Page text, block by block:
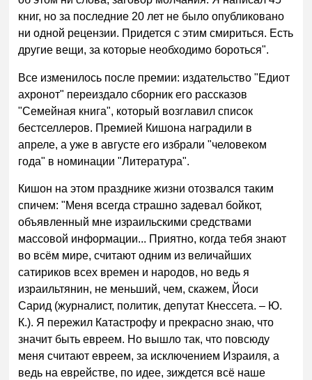
книг, но за последние 20 лет не было опубликовано
ни одной рецензии. Придется с этим смириться. Есть
другие вещи, за которые необходимо бороться".
Все изменилось после премии: издательство "Едиот
ахронот" переиздало сборник его рассказов
"Семейная книга", который возглавил список
бестселлеров. Премией Кишона наградили в
апреле, а уже в августе его избрали "человеком
года" в номинации "Литература".
Кишон на этом празднике жизни отозвался таким
спичем: "Меня всегда страшно задевал бойкот,
объявленный мне израильскими средствами
массовой информации... Приятно, когда тебя знают
во всём мире, считают одним из величайших
сатириков всех времен и народов, но ведь я
израильтянин, не меньший, чем, скажем, Йоси
Сарид (журналист, политик, депутат Кнессета. – Ю.
К.). Я пережил Катастрофу и прекрасно знаю, что
значит быть евреем. Но вышло так, что повсюду
меня считают евреем, за исключением Израиля, а
ведь на еврействе, по идее, зиждется всё наше